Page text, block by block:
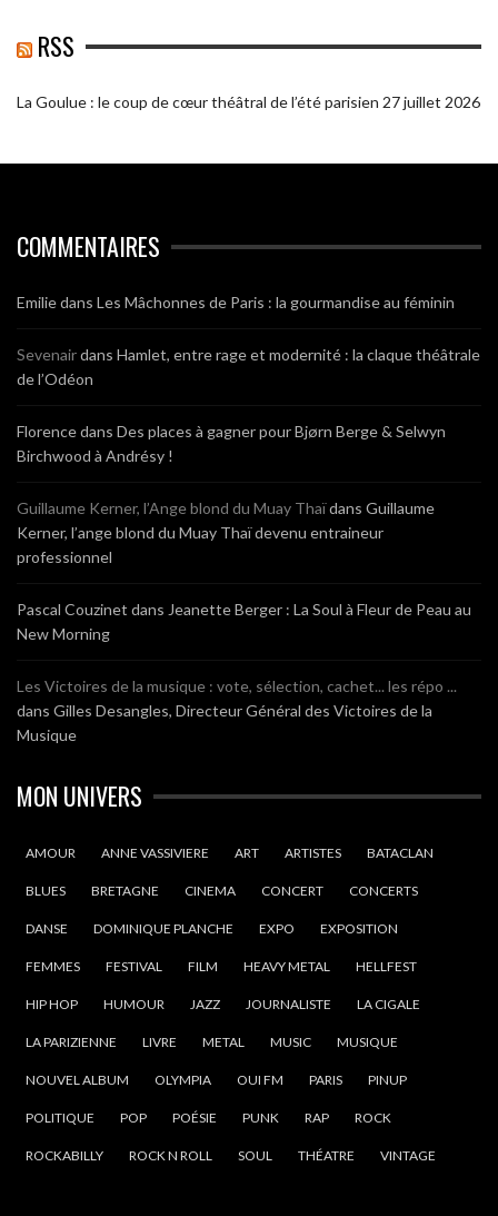
RSS
La Goulue : le coup de cœur théâtral de l’été parisien 27 juillet 2026
COMMENTAIRES
Emiliedans Les Mâchonnes de Paris : la gourmandise au féminin
Sevenairdans Hamlet, entre rage et modernité : la claque théâtrale
de l’Odéon
Florencedans Des places à gagner pour Bjørn Berge & Selwyn
Birchwood à Andrésy !
Guillaume Kerner, l’Ange blond du Muay Thaïdans Guillaume
Kerner, l’ange blond du Muay Thaï devenu entraineur
professionnel
Pascal Couzinet dans Jeanette Berger : La Soul à Fleur de Peau au
New Morning
Les Victoires de la musique : vote, sélection, cachet... les répo ...
dans Gilles Desangles, Directeur Général des Victoires de la
Musique
MON UNIVERS
AMOUR ANNE VASSIVIERE ART ARTISTES BATACLAN
BLUES BRETAGNE CINEMA CONCERT CONCERTS
DANSE DOMINIQUE PLANCHE EXPO EXPOSITION
FEMMES FESTIVAL FILM HEAVY METAL HELLFEST
HIP HOP HUMOUR JAZZ JOURNALISTE LA CIGALE
LA PARIZIENNE LIVRE METAL MUSIC MUSIQUE
NOUVEL ALBUM OLYMPIA OUI FM PARIS PINUP
POLITIQUE POP POÉSIE PUNK RAP ROCK
ROCKABILLY ROCK N ROLL SOUL THÉATRE VINTAGE